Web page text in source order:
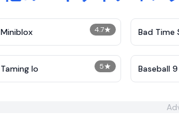
4.7★
Miniblox Bad Time
5★
Taming Io Baseball 9